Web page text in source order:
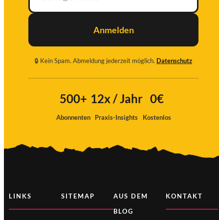
Anmelden
Ich
🔒 Kein Spam. Abmeldung jederzeit möglich. Datenschutz
500+
Abonnenten
12x / Jahr
Praxis-Insights
0€
Kostenlos
LINKS SITEMAP
AUS DEM
BLOG
KONTAKT